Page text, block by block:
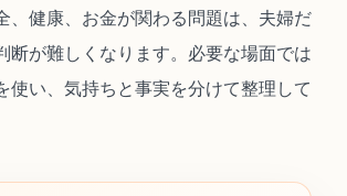
、健康、お金が関わる問題は、夫婦だ
断が難しくなります。必要な場面では
使い、気持ちと事実を分けて整理して